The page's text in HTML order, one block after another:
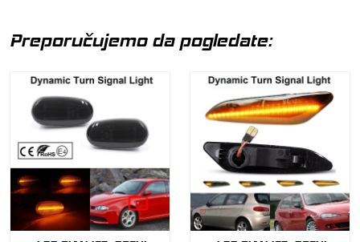
Preporučujemo da pogledate: